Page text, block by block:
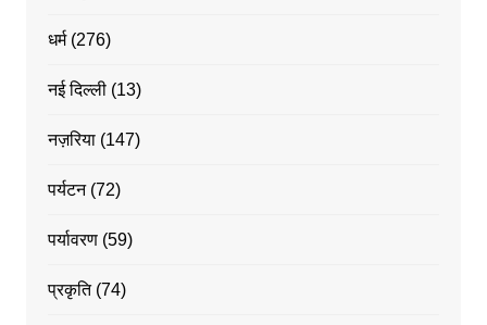
धर्म(276)
नई दिल्ली(13)
नज़रिया(147)
पर्यटन(72)
पर्यावरण(59)
प्रकृति(74)